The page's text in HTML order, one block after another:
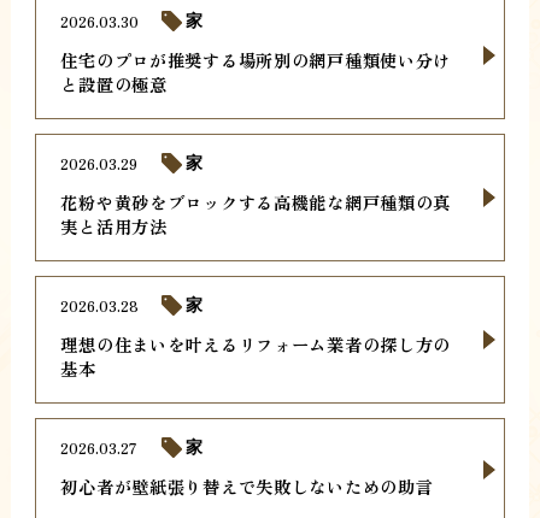
住宅のプロが推奨する場所別の網戸種類使い分け
と設置の極意
2026.03.30 家
花粉や黄砂をブロックする高機能な網戸種類の真
実と活用方法
2026.03.29 家
理想の住まいを叶えるリフォーム業者の探し方の
基本
2026.03.28 家
初心者が壁紙張り替えで失敗しないための助言
2026.03.27 家